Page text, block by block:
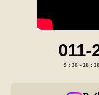
011-
9：30～18：